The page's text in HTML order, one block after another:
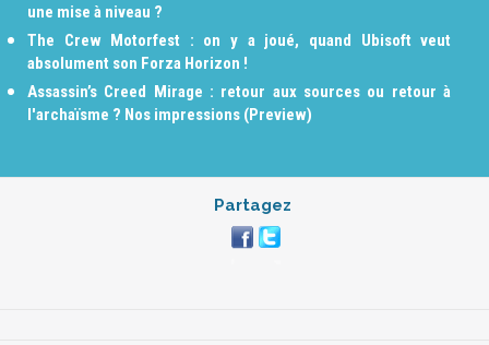
une mise à niveau ?
The Crew Motorfest : on y a joué, quand Ubisoft veut
absolument son Forza Horizon !
Assassin’s Creed Mirage : retour aux sources ou retour à
l'archaïsme ? Nos impressions (Preview)
Partagez